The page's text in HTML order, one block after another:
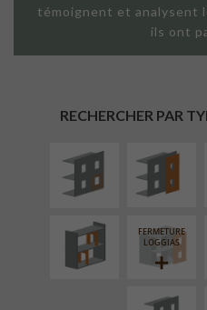
témoignent et analysent
ils ont
RECHERCHER PAR
EXTÉRIEURE
RÉAMÉNAGEMENT
INTÉRIEUR
FERMETURE
LOGGIAS
AMÉNAGEMENT
EXTÉRIEUR